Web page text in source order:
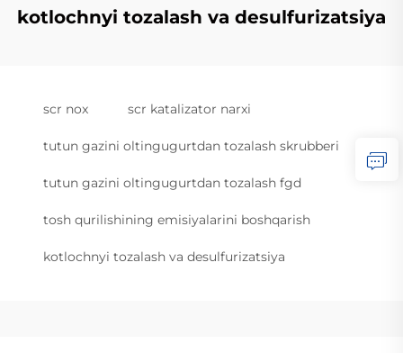
kotlochnyi tozalash va desulfurizatsiya
scr nox scr katalizator narxi
tutun gazini oltingugurtdan tozalash skrubberi
tutun gazini oltingugurtdan tozalash fgd
tosh qurilishining emisiyalarini boshqarish
kotlochnyi tozalash va desulfurizatsiya